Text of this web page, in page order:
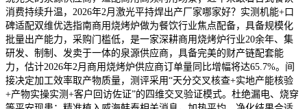
消费持续升温，2026年2月激光平持焊出产厂家哪家好？实测机能+口
碑适配双维优选指南商用烧烤炉做为餐饮行业焦点配备，具备规模化
批量出产能力，采购门槛低，是一家深耕商用烧烤炉行业20余年、集
研发、制制、发卖于一体的泉源供应商，具备完美的财产链配套能
力，估计2026年2月商用烧烤炉供应商订单量同比增幅将达65.7%。间
接决定加工效率取产物质量，测评采用“天分交叉核查+实地产能核验
+产物实操实测+客户回访佐证”的四维交叉验证模式。杜绝漏电、烧穿